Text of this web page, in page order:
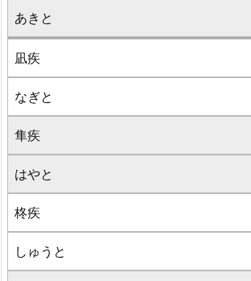
あきと
凪疾
なぎと
隼疾
はやと
柊疾
しゅうと